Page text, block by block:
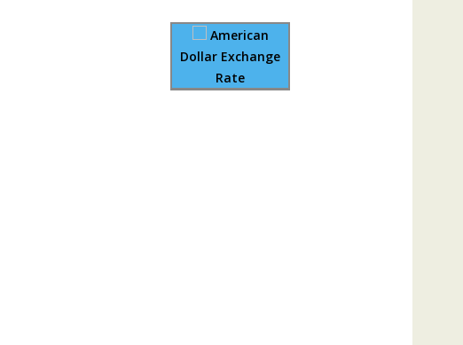
American
Dollar Exchange
Rate